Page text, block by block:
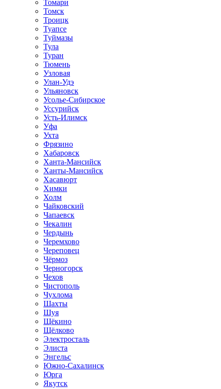
Томари
Томск
Троицк
Туапсе
Туймазы
Тула
Туран
Тюмень
Узловая
Улан-Удэ
Ульяновск
Усолье-Сибирское
Уссурийск
Усть-Илимск
Уфа
Ухта
Фрязино
Хабаровск
Ханта-Мансийск
Ханты-Мансийск
Хасавюрт
Химки
Холм
Чайковский
Чапаевск
Чекалин
Чердынь
Черемхово
Череповец
Чёрмоз
Черногорск
Чехов
Чистополь
Чухлома
Шахты
Шуя
Щёкино
Щёлково
Электросталь
Элиста
Энгельс
Южно-Сахалинск
Юрга
Якутск